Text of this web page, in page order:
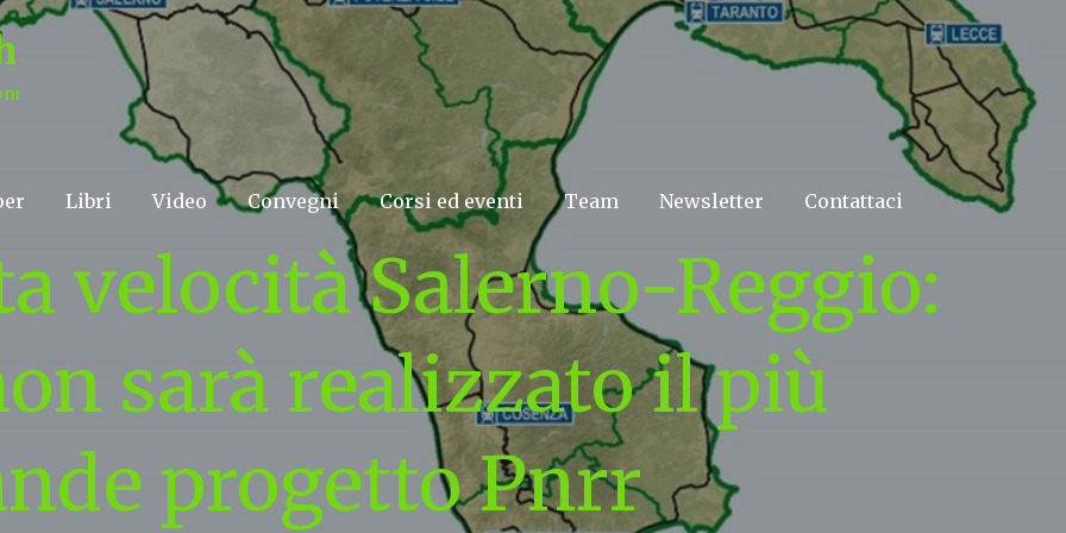
Libri Video Convegni Corsi ed eventi Team Newsletter Contattaci
velocità Salerno-Reggio:
sarà realizzato il più
progetto Pnrr